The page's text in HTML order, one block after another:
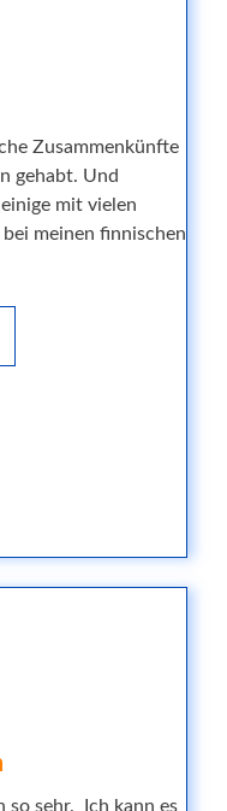
Zusammenkünfte
gehabt. Und
mit vielen
meinen finnischen
so sehr. Ich kann es